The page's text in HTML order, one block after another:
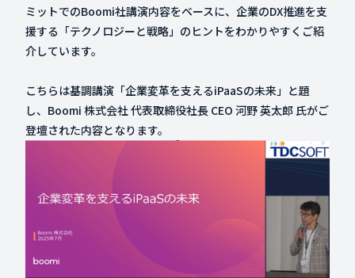
JP EN
検索キーワードを入力
閉じる
ミットでのBoomi社講演内容をベースに、企業のDX推進を支
援する「テクノロジーと戦略」のヒントをわかりやすくご紹
介しています。
こちらは基調講演「企業変革を支えるiPaaSの未来」と題
し、Boomi 株式会社 代表取締役社長 CEO 河野 英太郎 氏がご
登壇された内容となります。